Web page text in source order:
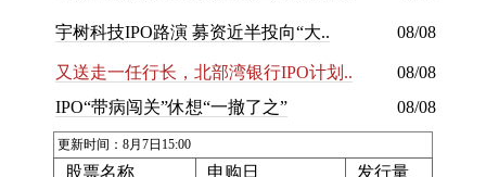
宇树科技IPO路演 募资近半投向“大.. 08/08
又送走一任行长，北部湾银行IPO计划..
08/08
IPO“带病闯关”休想“一撤了之” 08/08
更新时间：8月7日15:00
股票名称 申购日 发行量